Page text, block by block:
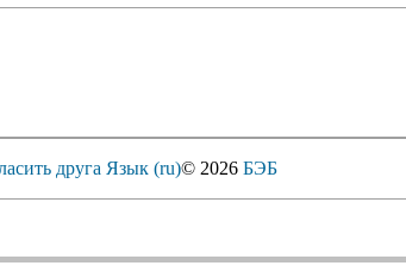
друга Язык (ru)© 2026 БЭБ